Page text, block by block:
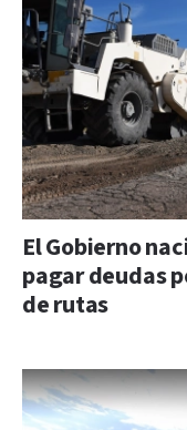
El Gobierno
pagar deudas
de rutas